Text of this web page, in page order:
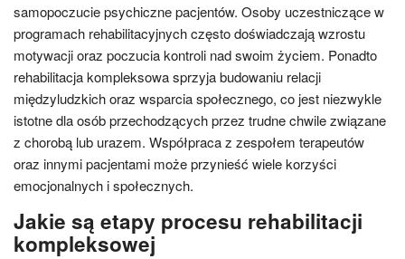
samopoczucie psychiczne pacjentów. Osoby uczestniczące w
programach rehabilitacyjnych często doświadczają wzrostu
motywacji oraz poczucia kontroli nad swoim życiem. Ponadto
rehabilitacja kompleksowa sprzyja budowaniu relacji
międzyludzkich oraz wsparcia społecznego, co jest niezwykle
istotne dla osób przechodzących przez trudne chwile związane
z chorobą lub urazem. Współpraca z zespołem terapeutów
oraz innymi pacjentami może przynieść wiele korzyści
emocjonalnych i społecznych.
Jakie są etapy procesu rehabilitacji
kompleksowej